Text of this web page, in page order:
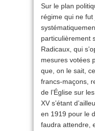
Sur le plan
régime qui ne
particulièrement
Radicaux, qui
mesures votées
que, on le sait,
francs-maçons,
de l’Église sur
XV s’étant
en 1919 pour le
faudra attendre,